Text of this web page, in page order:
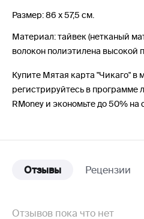
Размер: 86 х 57,5 см.
Материал: тайвек (нетканый
волокон полиэтилена высокой
Купите Мятая карта "Чикаго" в
регистрируйтесь в программе
RMoney и экономьте до 50%
Отзывы Рецензии
Отзывов пока что нет